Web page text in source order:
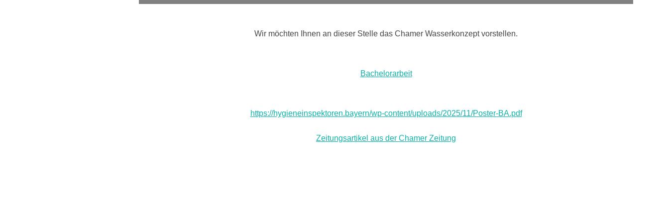
Wir möchten Ihnen an dieser Stelle das Chamer Wasserkonzept vorstellen.
Bachelorarbeit
https://hygieneinspektoren.bayern/wp-content/uploads/2025/11/Poster-BA.pdf
Zeitungsartikel aus der Chamer Zeitung